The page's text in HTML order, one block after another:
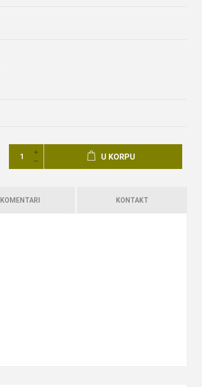
U KORPU
KOMENTARI KONTAKT